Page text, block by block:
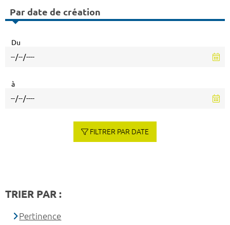
Par date de création
Du
à
FILTRER PAR DATE
TRIER PAR :
Pertinence